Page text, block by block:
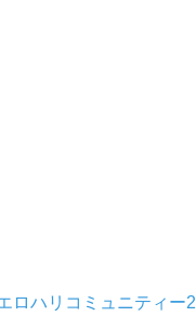
ロハリコミュニティー2